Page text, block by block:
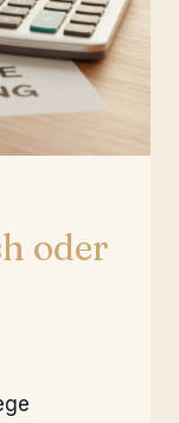
oder